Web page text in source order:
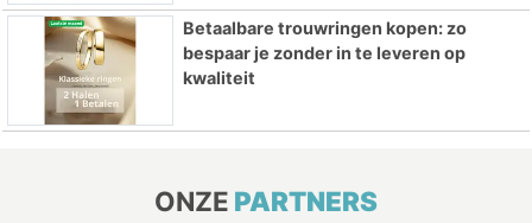
Betaalbare trouwringen kopen: zo
bespaar je zonder in te leveren op
kwaliteit
ONZE PARTNERS